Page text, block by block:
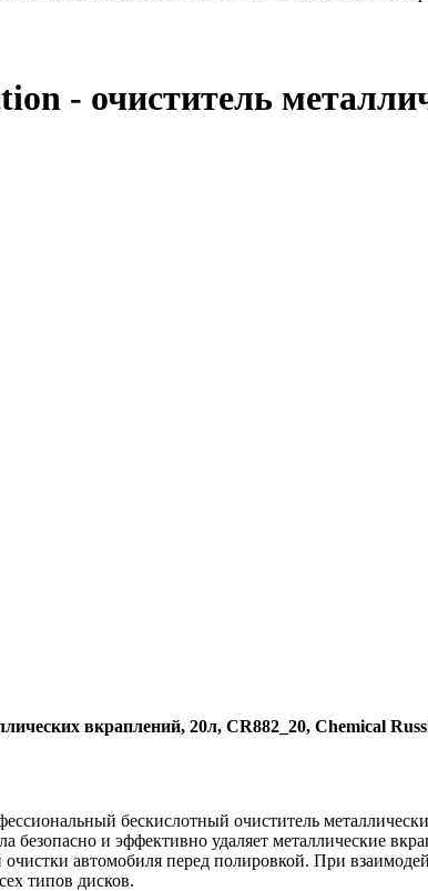
- очиститель
вкраплений, 20л, CR882_20, Chemical
бескислотный очиститель
безопасно и эффективно удаляет металлические
автомобиля перед полировкой. При
типов дисков.